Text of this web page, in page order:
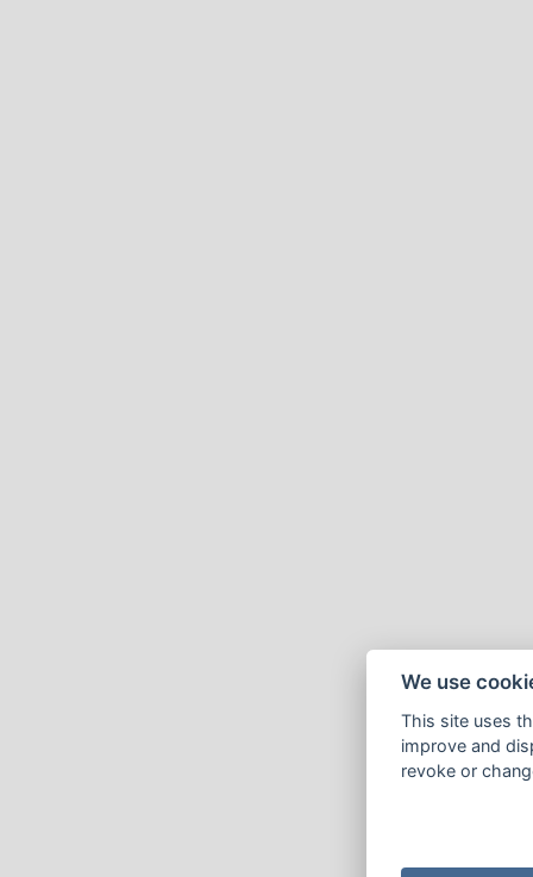
We use
This site uses
improve and
revoke or